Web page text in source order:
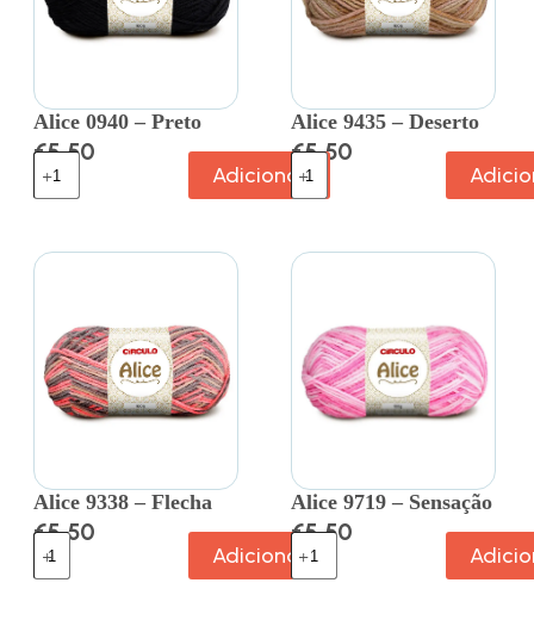
Alice 0940 – Preto
€5.50
Adicionar
Alice 9435 – Deserto
€5.50
Alice 9338 – Flecha
€5.50
Adicionar
Alice 9719 – Sensação
€5.50